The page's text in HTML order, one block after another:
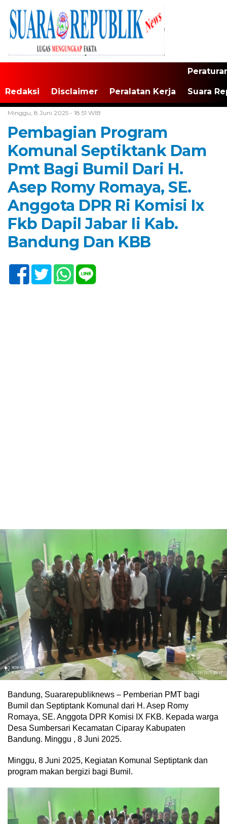
Redaksi Disclaimer Peralatan Kerja Suara
Minggu, 8 Juni 2025 - 18:51 WIB
Pembagian Program
Komunal Septiktank Dam
Pmt Bagi Bumil Dari H.
Asep Romy Romaya, SE.
Anggota DPR Ri Komisi Ix
Fkb Dapil Jabar Ii Kab.
Bandung Dan KBB
Bandung, Suararepubliknews – Pemberian PMT bagi
Bumil dan Septiptank Komunal dari H. Asep Romy
Romaya, SE. Anggota DPR Komisi IX FKB. Kepada warga
Desa Sumbersari Kecamatan Ciparay Kabupaten
Bandung. Minggu , 8 Juni 2025.
Minggu, 8 Juni 2025, Kegiatan Komunal Septiptank dan
program makan bergizi bagi Bumil.